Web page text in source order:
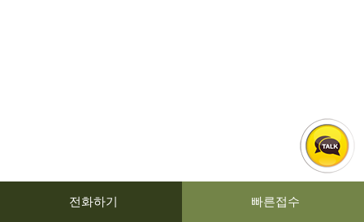
전화하기 빠른접수